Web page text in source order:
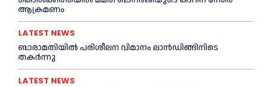
ആക്രമണം
LATEST NEWS
ബാരാമതിയില്‍ പരിശീലന വിമാനം ലാന്‍ഡിങ്ങിനിടെ
തകര്‍ന്നു
LATEST NEWS